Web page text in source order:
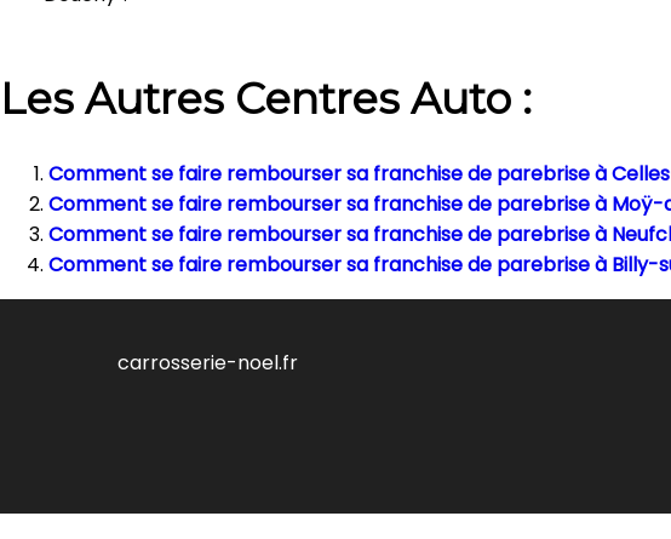
Les Autres Centres Auto :
Comment se faire rembourser sa franchise de parebrise à
Comment se faire rembourser sa franchise de parebrise à Moÿ-
Comment se faire rembourser sa franchise de parebrise à
Comment se faire rembourser sa franchise de parebrise à Billy-
carrosserie-noel.fr